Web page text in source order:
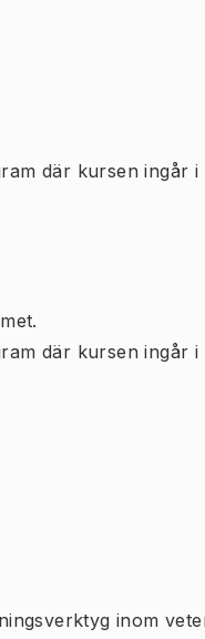
där kursen ingår
där kursen ingår
inom